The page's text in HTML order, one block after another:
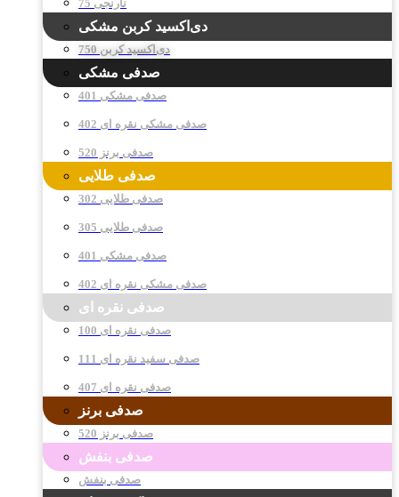
نارنجی 75
دی‌اکسید کربن مشکی
دی‌اکسید کربن 750
صدفی مشکی
صدفی مشکی 401
صدفی مشکی نقره ای 402
صدفی برنز 520
صدفی طلایی
صدفی طلایی 302
صدفی طلایی 305
صدفی مشکی 401
صدفی مشکی نقره ای 402
صدفی نقره ای
صدفی نقره ای 100
صدفی سفید نقره ای 111
صدفی نقره ای 407
صدفی برنز
صدفی برنز 520
صدفی بنفش
صدفی بنفش